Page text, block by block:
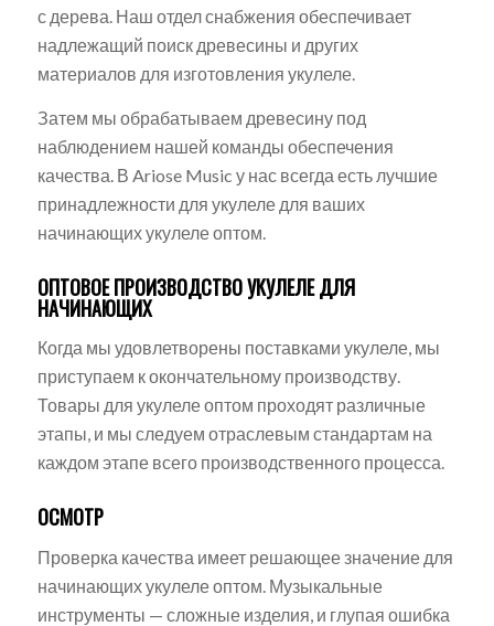
с дерева. Наш отдел снабжения обеспечивает
надлежащий поиск древесины и других
материалов для изготовления укулеле.
Затем мы обрабатываем древесину под
наблюдением нашей команды обеспечения
качества. В Ariose Music у нас всегда есть лучшие
принадлежности для укулеле для ваших
начинающих укулеле оптом.
ОПТОВОЕ ПРОИЗВОДСТВО УКУЛЕЛЕ ДЛЯ
НАЧИНАЮЩИХ
Когда мы удовлетворены поставками укулеле, мы
приступаем к окончательному производству.
Товары для укулеле оптом проходят различные
этапы, и мы следуем отраслевым стандартам на
каждом этапе всего производственного процесса.
ОСМОТР
Проверка качества имеет решающее значение для
начинающих укулеле оптом. Музыкальные
инструменты — сложные изделия, и глупая ошибка